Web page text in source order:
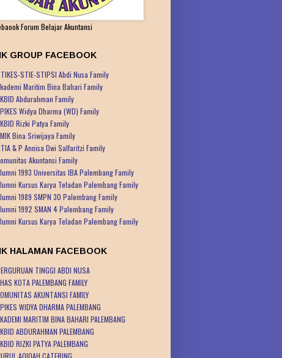
Forum Belajar Akuntansi
GROUP FACEBOOK
STIE-STIPSI Abdi Nusa Family
Maritim Bina Bahari Family
Abdurahman Family
Widya Dharma (WD) Family
Rizki Patya Family
Bina Sriwijaya Family
& P Annisa Dwi Salfaritzi Family
Akuntansi Family
1993 Universitas IBA Palembang Family
Kursus Karya Teladan Palembang Family
1989 SMPN 30 Palembang Family
1992 SMAN 4 Palembang Family
Kursus Karya Teladan Palembang Family
HALAMAN FACEBOOK
TINGGI ABDI NUSA
KOTA PALEMBANG FAMILY
AKUNTANSI FAMILY
WIDYA DHARMA PALEMBANG
MARITIM BINA BAHARI PALEMBANG
ABDURAHMAN PALEMBANG
RIZKI PATYA PALEMBANG
AQIQAH CATERING